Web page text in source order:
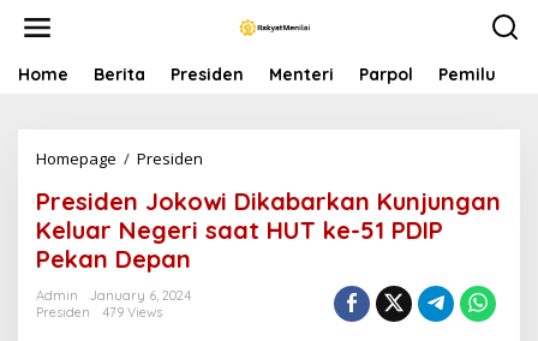
Home Berita Presiden Menteri Parpol Pemilu
Homepage / Presiden
e
s
Presiden Jokowi Dikabarkan Kunjungan
Keluar Negeri saat HUT ke-51 PDIP
Pekan Depan
Admin
January 6, 2024
Presiden
479 Views